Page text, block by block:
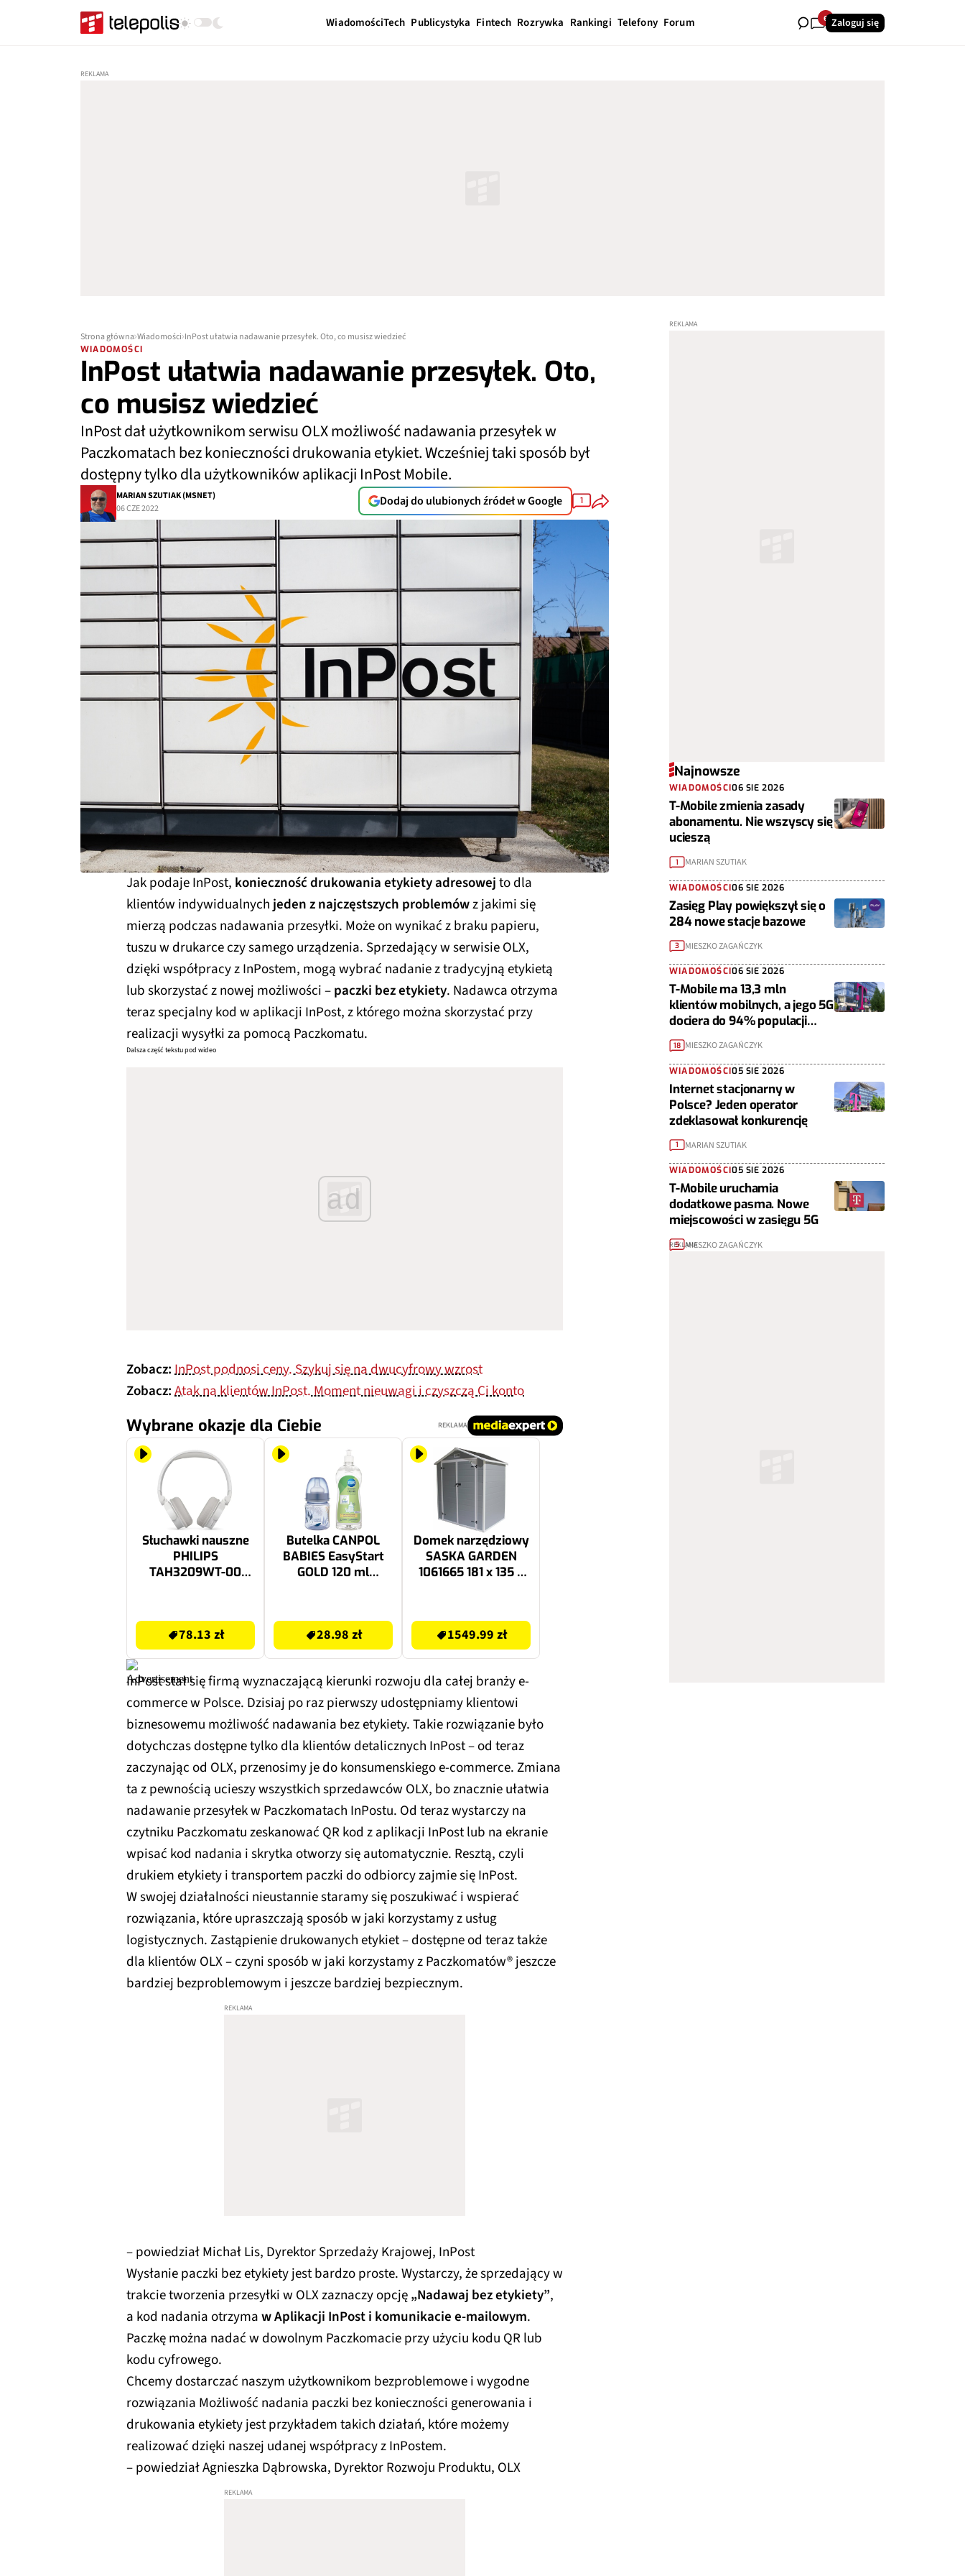
WiadomościTech Publicystyka Fintech Rozrywka Rankingi Telefony Forum 6 Zaloguj się
Strona główna Wiadomości InPost ułatwia nadawanie przesyłek. Oto, co musisz wiedzieć
WIADOMOŚCI
InPost ułatwia nadawanie przesyłek. Oto,
co musisz wiedzieć
InPost dał użytkownikom serwisu OLX możliwość nadawania przesyłek w
Paczkomatach bez konieczności drukowania etykiet. Wcześniej taki sposób był
dostępny tylko dla użytkowników aplikacji InPost Mobile.
MARIAN SZUTIAK (MSNET)
06 CZE 2022
Dodaj do ulubionych źródeł w Google 1
Jak podaje InPost, konieczność drukowania etykiety adresowejto dla
klientów indywidualnych jeden z najczęstszych problemówz jakimi się
mierzą podczas nadawania przesyłki. Może on wynikać z braku papieru,
tuszu w drukarce czy samego urządzenia. Sprzedający w serwisie OLX,
dzięki współpracy z InPostem, mogą wybrać nadanie z tradycyjną etykietą
lub skorzystać z nowej możliwości –paczki bez etykiety. Nadawca otrzyma
teraz specjalny kod w aplikacji InPost, z którego można skorzystać przy
realizacji wysyłki za pomocą Paczkomatu.
Dalsza część tekstu pod wideo
ad
Zobacz:InPost podnosi ceny. Szykuj się na dwucyfrowy wzrost
Zobacz:Atak na klientów InPost. Moment nieuwagi i czyszczą Ci konto
Wybrane okazje dla Ciebie REKLAMA
Słuchawki nauszne
PHILIPS
TAH3209WT-00
78.13 zł
Butelka CANPOL
BABIES EasyStart
GOLD 120 ml
mycia smoczków i
butelek 500 ml
28.98 zł
Domek narzędziowy
SASKA GARDEN
1061665 181 x 135 x
1549.99 zł
InPost stał się firmą wyznaczającą kierunki rozwoju dla całej branży e-
commerce w Polsce. Dzisiaj po raz pierwszy udostępniamy klientowi
biznesowemu możliwość nadawania bez etykiety. Takie rozwiązanie było
dotychczas dostępne tylko dla klientów detalicznych InPost – od teraz
zaczynając od OLX, przenosimy je do konsumenskiego e-commerce. Zmiana
ta z pewnością ucieszy wszystkich sprzedawców OLX, bo znacznie ułatwia
nadawanie przesyłek w Paczkomatach InPostu. Od teraz wystarczy na
czytniku Paczkomatu zeskanować QR kod z aplikacji InPost lub na ekranie
wpisać kod nadania i skrytka otworzy się automatycznie. Resztą, czyli
drukiem etykiety i transportem paczki do odbiorcy zajmie się InPost.
W swojej działalności nieustannie staramy się poszukiwać i wspierać
rozwiązania, które upraszczają sposób w jaki korzystamy z usług
logistycznych. Zastąpienie drukowanych etykiet – dostępne od teraz także
dla klientów OLX – czyni sposób w jaki korzystamy z Paczkomatów® jeszcze
bardziej bezproblemowym i jeszcze bardziej bezpiecznym.
– powiedział Michał Lis, Dyrektor Sprzedaży Krajowej, InPost
Wysłanie paczki bez etykiety jest bardzo proste. Wystarczy, że sprzedający w
trakcie tworzenia przesyłki w OLX zaznaczy opcję„Nadawaj bez etykiety”,
a kod nadania otrzymaw Aplikacji InPost i komunikacie e-mailowym.
Paczkę można nadać w dowolnym Paczkomacie przy użyciu kodu QR lub
kodu cyfrowego.
Chcemy dostarczać naszym użytkownikom bezproblemowe i wygodne
rozwiązania Możliwość nadania paczki bez konieczności generowania i
drukowania etykiety jest przykładem takich działań, które możemy
realizować dzięki naszej udanej współpracy z InPostem.
– powiedział Agnieszka Dąbrowska, Dyrektor Rozwoju Produktu, OLX
Najnowsze
WIADOMOŚCI06 SIE 2026
T-Mobile zmienia zasady
abonamentu. Nie wszyscy się
ucieszą
1 MARIAN SZUTIAK
WIADOMOŚCI06 SIE 2026
Zasięg Play powiększył się o
284 nowe stacje bazowe
3 MIESZKO ZAGAŃCZYK
WIADOMOŚCI06 SIE 2026
T-Mobile ma 13,3 mln
klientów mobilnych, a jego 5G
dociera do 94% populacji
Polski
18 MIESZKO ZAGAŃCZYK
WIADOMOŚCI05 SIE 2026
Internet stacjonarny w
Polsce? Jeden operator
zdeklasował konkurencję
1 MARIAN SZUTIAK
WIADOMOŚCI05 SIE 2026
T-Mobile uruchamia
dodatkowe pasma. Nowe
miejscowości w zasięgu 5G
5 MIESZKO ZAGAŃCZYK